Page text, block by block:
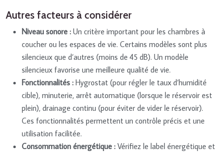
Autres facteurs à considérer
Niveau sonore : Un critère important pour les chambres à
coucher ou les espaces de vie. Certains modèles sont plus
silencieux que d’autres (moins de 45 dB). Un modèle
silencieux favorise une meilleure qualité de vie.
Fonctionnalités : Hygrostat (pour régler le taux d’humidité
cible), minuterie, arrêt automatique (lorsque le réservoir est
plein), drainage continu (pour éviter de vider le réservoir).
Ces fonctionnalités permettent un contrôle précis et une
utilisation facilitée.
Consommation énergétique : Vérifiez le label énergétique et